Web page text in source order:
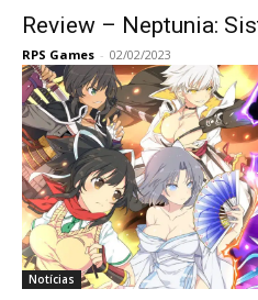
Review – Neptunia:
RPS Games - 02/02/2023
Notícias